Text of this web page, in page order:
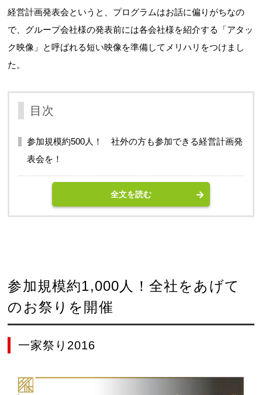
経営計画発表会というと、プログラムはお話に偏りがちなの
で、グループ会社様の発表前には各会社様を紹介する「アタッ
ク映像」と呼ばれる短い映像を準備してメリハリをつけまし
た。
目次
参加規模約500人！ 社外の方も参加できる経営計画発
表会を！
全文を読む
参加規模約1,000人！全社をあげて
のお祭りを開催
一家祭り2016